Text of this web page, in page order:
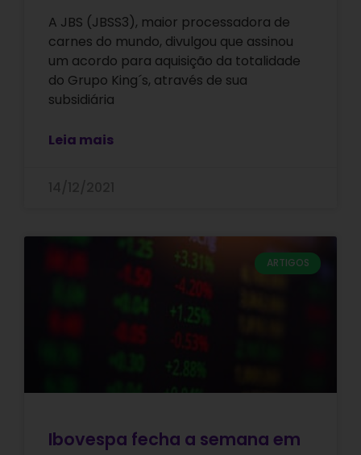
A JBS (JBSS3), maior processadora de
carnes do mundo, divulgou que assinou
um acordo para aquisição da totalidade
do Grupo King´s, através de sua
subsidiária
Leia mais
ARTIGOS
Ibovespa fecha a semana em